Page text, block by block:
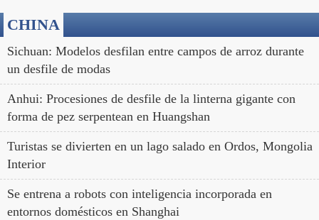
CHINA
Sichuan: Modelos desfilan entre campos de arroz durante
un desfile de modas
Anhui: Procesiones de desfile de la linterna gigante con
forma de pez serpentean en Huangshan
Turistas se divierten en un lago salado en Ordos, Mongolia
Interior
Se entrena a robots con inteligencia incorporada en
entornos domésticos en Shanghai